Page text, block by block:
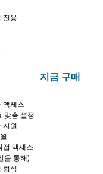
전용
지금 구매
액세스
맞춤 설정
지원
접 액세스
을 통해)
형식